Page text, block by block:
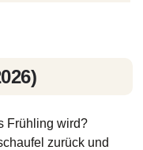
Frühling wird?
zurück und